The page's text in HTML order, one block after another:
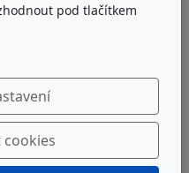
S2.1217-03K
pod tlačítkem